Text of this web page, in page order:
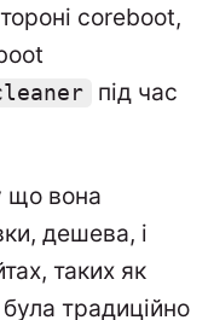
coreboot,
під час
що вона
дешева, і
таких як
традиційно